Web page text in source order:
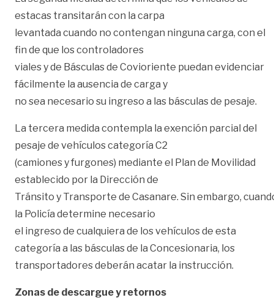
estacas transitarán con la carpa
levantada cuando no contengan ninguna carga, con el
fin de que los controladores
viales y de Básculas de Covioriente puedan evidenciar
fácilmente la ausencia de carga y
no sea necesario su ingreso a las básculas de pesaje.
La tercera medida contempla la exención parcial del
pesaje de vehículos categoría C2
(camiones y furgones) mediante el Plan de Movilidad
establecido por la Dirección de
Tránsito y Transporte de Casanare. Sin embargo,
la Policía determine necesario
el ingreso de cualquiera de los vehículos de esta
categoría a las básculas de la Concesionaria, los
transportadores deberán acatar la instrucción.
Zonas de descargue y retornos